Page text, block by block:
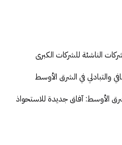
والتبادلي في الشرق الأوسط
الأوسط: آفاق جديدة للاستحواذ